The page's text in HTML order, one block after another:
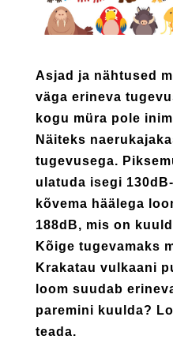
Asjad ja nähtused
väga erineva
kogu müra pole
Näiteks
tugevusega.
ulatuda isegi
kõvema häälega
188dB, mis on
Kõige tugevamaks
Krakatau vulkaani
loom suudab
paremini kuulda?
teada.